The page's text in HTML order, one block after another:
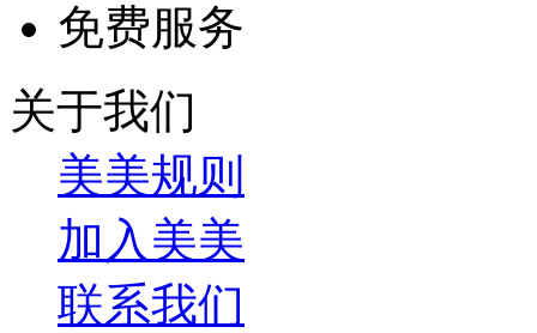
免费服务
关于我们
美美规则
加入美美
联系我们